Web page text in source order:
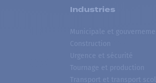
Industries
Municipale et
Construction
Urgence et sécurité
Tournage et production
Transport et transport